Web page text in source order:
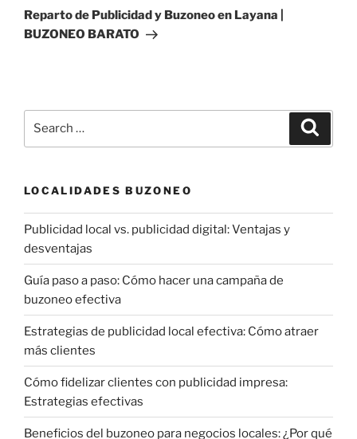
Post
Reparto de Publicidad y Buzoneo en Layana |
BUZONEO BARATO
LOCALIDADES BUZONEO
Publicidad local vs. publicidad digital: Ventajas y
desventajas
Guía paso a paso: Cómo hacer una campaña de
buzoneo efectiva
Estrategias de publicidad local efectiva: Cómo atraer
más clientes
Cómo fidelizar clientes con publicidad impresa:
Estrategias efectivas
Beneficios del buzoneo para negocios locales: ¿Por qué